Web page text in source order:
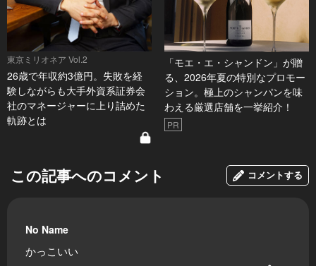
東京ミリオネア Vol.2
26歳で年収約3億円。失敗を経
験しながらも大手外資系証券会
社のマネージャーに上り詰めた
軌跡とは
「モエ・エ・シャンドン」が贈
る、2026年夏の特別なプロモー
ション。極上のシャンパンを味
わえる厳選店舗を一挙紹介！
PR
この記事へのコメント コメントする
No Name
かっこいい